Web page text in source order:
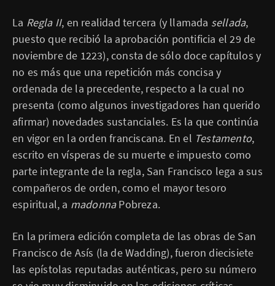
La Regla II, en realidad tercera (y llamada sellada,
puesto que recibió la aprobación pontificia el 29 de
noviembre de 1223), consta de sólo doce capítulos y
no es más que una repetición más concisa y
ordenada de la precedente, respecto a la cual no
presenta (como algunos investigadores han querido
afirmar) novedades sustanciales. Es la que continúa
en vigor en la orden franciscana. En el Testamento,
escrito en vísperas de su muerte e impuesto como
parte integrante de la regla, San Francisco lega a sus
compañeros de orden, como el mayor tesoro
espiritual, a madonnaPobreza.
En la primera edición completa de las obras de San
Francisco de Asís (la de Wadding), fueron diecisiete
las epístolas reputadas auténticas, pero su número